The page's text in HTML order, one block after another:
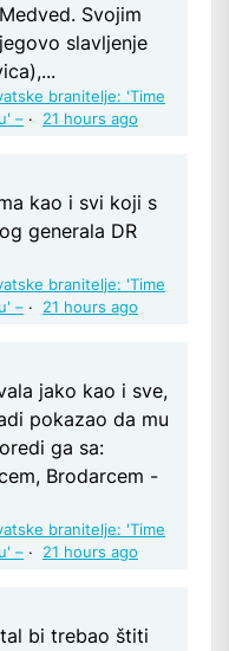
Svojim
slavljenje
branitelje: 'Time
– · 21 hours ago
kao i svi koji s
generala DR
branitelje: 'Time
– · 21 hours ago
jako kao i sve,
pokazao da mu
ga sa:
Brodarcem -
branitelje: 'Time
– · 21 hours ago
bi trebao štiti